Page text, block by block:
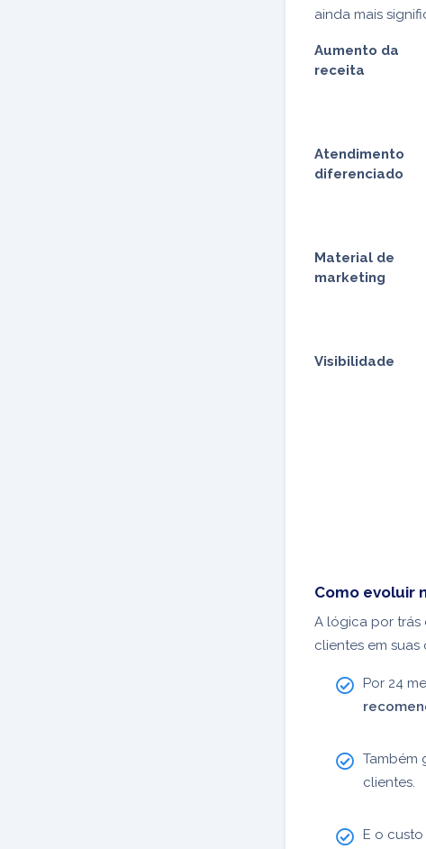
ainda mais
Aumento da
receita
Atendimento
diferenciado
Material de
marketing
Visibilidade
Como evoluir
A lógica por trás
clientes em suas
Por 24
Também
clientes.
E o